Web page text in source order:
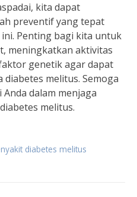
kita dapat
preventif yang tepat
Penting bagi kita untuk
meningkatkan aktivitas
genetik agar dapat
melitus. Semoga
dalam menjaga
melitus.
diabetes melitus